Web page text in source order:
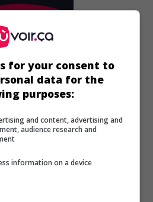
sur mes écrans
When Lions Roared
de Joseph Sargent
durant les heures les plus
for your consent to
data for the
purposes:
and content, advertising and
audience research and
information on a device